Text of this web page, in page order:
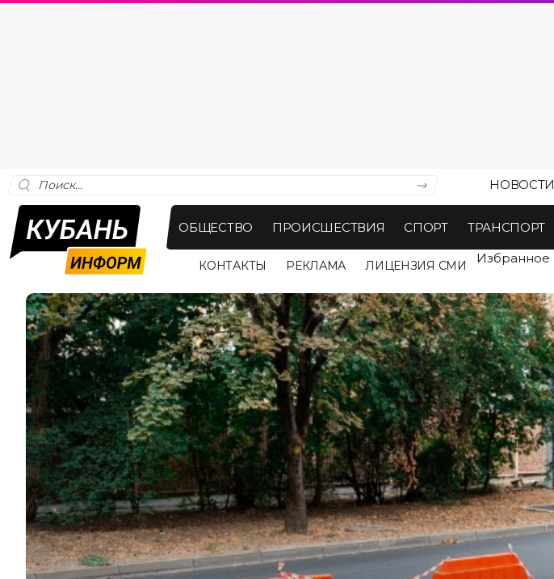
НОВОСТИ
ОБЩЕСТВО ПРОИСШЕСТВИЯ СПОРТ ТРАНСПОРТ
КОНТАКТЫ РЕКЛАМА ЛИЦЕНЗИЯ СМИ Избранное